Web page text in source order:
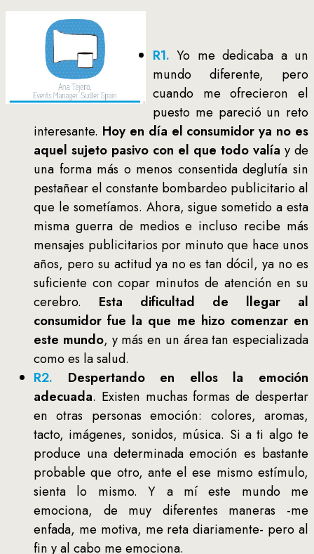
R1. Yo me dedicaba a un
mundo diferente, pero
cuando me ofrecieron el
puesto me pareció un reto
interesante. Hoy en día el consumidor ya no es
aquel sujeto pasivo con el que todo valía y de
una forma más o menos consentida deglutía sin
pestañear el constante bombardeo publicitario al
que le sometíamos. Ahora, sigue sometido a esta
misma guerra de medios e incluso recibe más
mensajes publicitarios por minuto que hace unos
años, pero su actitud ya no es tan dócil, ya no es
suficiente con copar minutos de atención en su
cerebro. Esta dificultad de llegar al
consumidor fue la que me hizo comenzar en
este mundo, y más en un área tan especializada
como es la salud.
R2.
Despertando en ellos la emoción
adecuada. Existen muchas formas de despertar
en otras personas emoción: colores, aromas,
tacto, imágenes, sonidos, música. Si a ti algo te
produce una determinada emoción es bastante
probable que otro, ante el ese mismo estímulo,
sienta lo mismo. Y a mí este mundo me
emociona, de muy diferentes maneras -me
enfada, me motiva, me reta diariamente- pero al
fin y al cabo me emociona.